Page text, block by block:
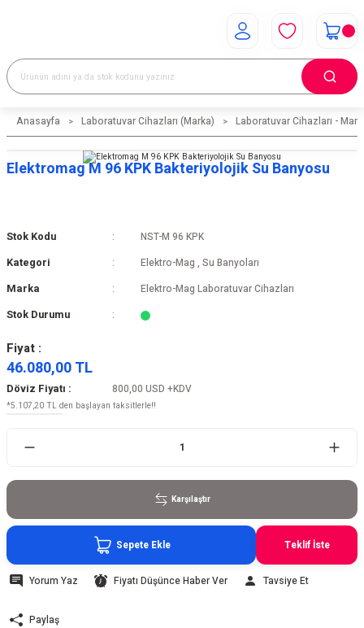
Anasayfa Laboratuvar Cihazları (Marka) Laboratuvar Cihazları -
Elektromag M 96 KPK Bakteriyolojik Su Banyosu
Stok Kodu NST-M 96 KPK
Kategori Elektro-Mag , Su Banyoları
Marka Elektro-Mag Laboratuvar Cihazları
Stok Durumu
Fiyat :
46.080,00 TL
Döviz Fiyatı : 800,00 USD +KDV
*5.107,20 TL den başlayan taksitlerle!!
Karşılaştır
Sepete Ekle Teklif İste
Yorum Yaz Fiyatı Düşünce Haber Ver Tavsiye Et
Paylaş